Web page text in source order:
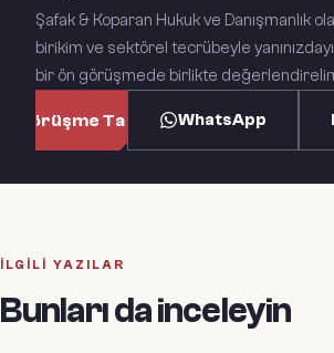
Şafak & Koparan Hukuk ve Danışmanlık
birikim ve sektörel tecrübeyle
bir ön görüşmede birlikte
Görüşme Talep Et WhatsApp
İLGILI YAZILAR
Bunları da inceleyin